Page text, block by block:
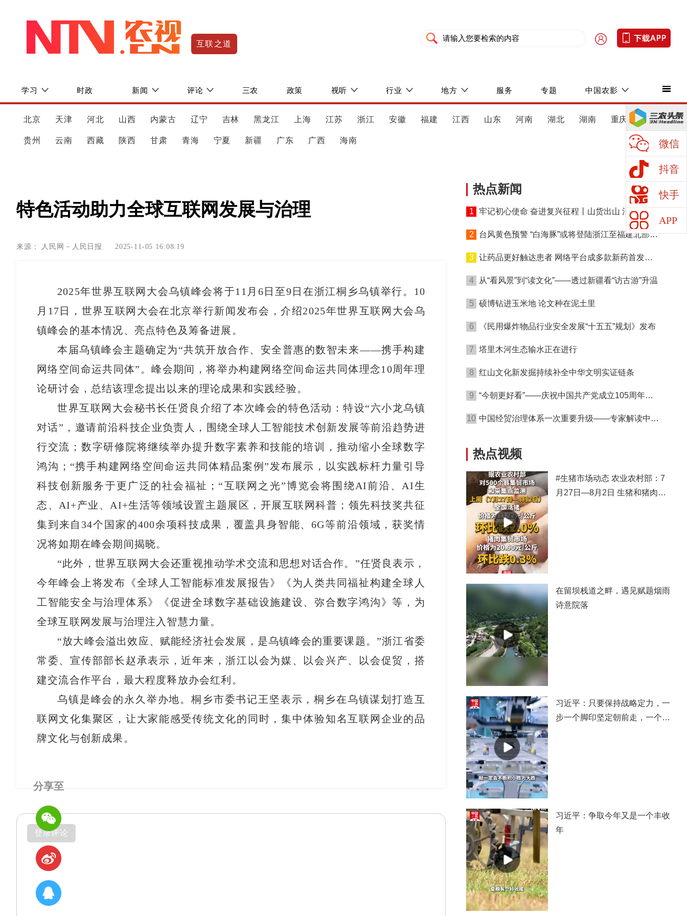
互联之道
学习 时政 新闻 评论 三农 政策 视听 行业 地方 服务 专题 中国农影
北京 天津 河北 山西 内蒙古 辽宁 吉林 黑龙江 上海 江苏 浙江 安徽 福建 江西 山东 河南 湖北 湖南 重庆 四川
贵州 云南 西藏 陕西 甘肃 青海 宁夏 新疆 广东 广西 海南 微信
抖音
快手
APP
特色活动助力全球互联网发展与治理
来源： 人民网－人民日报 2025-11-05 16:08:19
2025年世界互联网大会乌镇峰会将于11月6日至9日在浙江桐乡乌镇举行。10
月17日，世界互联网大会在北京举行新闻发布会，介绍2025年世界互联网大会乌
镇峰会的基本情况、亮点特色及筹备进展。
本届乌镇峰会主题确定为“共筑开放合作、安全普惠的数智未来——携手构建
网络空间命运共同体”。峰会期间，将举办构建网络空间命运共同体理念10周年理
论研讨会，总结该理念提出以来的理论成果和实践经验。
世界互联网大会秘书长任贤良介绍了本次峰会的特色活动：特设“六小龙乌镇
对话”，邀请前沿科技企业负责人，围绕全球人工智能技术创新发展等前沿趋势进
行交流；数字研修院将继续举办提升数字素养和技能的培训，推动缩小全球数字
鸿沟；“携手构建网络空间命运共同体精品案例”发布展示，以实践标杆力量引导
科技创新服务于更广泛的社会福祉；“互联网之光”博览会将围绕AI前沿、AI生
态、AI+产业、AI+生活等领域设置主题展区，开展互联网科普；领先科技奖共征
集到来自34个国家的400余项科技成果，覆盖具身智能、6G等前沿领域，获奖情
况将如期在峰会期间揭晓。
“此外，世界互联网大会还重视推动学术交流和思想对话合作。”任贤良表示，
今年峰会上将发布《全球人工智能标准发展报告》《为人类共同福祉构建全球人
工智能安全与治理体系》《促进全球数字基础设施建设、弥合数字鸿沟》等，为
全球互联网发展与治理注入智慧力量。
“放大峰会溢出效应、赋能经济社会发展，是乌镇峰会的重要课题。”浙江省委
常委、宣传部部长赵承表示，近年来，浙江以会为媒、以会兴产、以会促贸，搭
建交流合作平台，最大程度释放办会红利。
乌镇是峰会的永久举办地。桐乡市委书记王坚表示，桐乡在乌镇谋划打造互
联网文化集聚区，让大家能感受传统文化的同时，集中体验知名互联网企业的品
牌文化与创新成果。
登录评论
热点新闻
1
牢记初心使命 奋进复兴征程丨山货出山 消费进山
2
台风黄色预警 “白海豚”或将登陆浙江至福建北部沿
3
让药品更好触达患者 网络平台成多款新药首发渠
4
从“看风景”到“读文化”——透过新疆看“访古游”升温
5 硕博钻进玉米地 论文种在泥土里
6 《民用爆炸物品行业安全发展“十五五”规划》发布
7 塔里木河生态输水正在进行
8 红山文化新发掘持续补全中华文明实证链条
9
“今朝更好看”——庆祝中国共产党成立105周年名
10 中国经贸治理体系一次重要升级——专家解读中国
热点视频
#生猪市场动态 农业农村部：7
月27日—8月2日 生猪和猪肉价
在留坝栈道之畔，遇见赋题烟雨
诗意院落
习近平：只要保持战略定力，一
步一个脚印坚定朝前走，一个阶
习近平：争取今年又是一个丰收
年
分享至